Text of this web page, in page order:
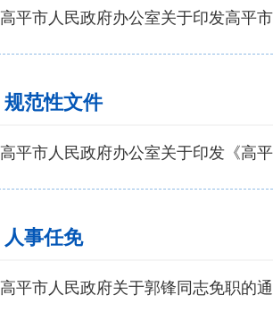
高平市人民政府办公室关于印发高平
规范性文件
人事任免
高平市人民政府关于郭锋同志免职的